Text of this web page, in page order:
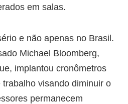
em salas.
e não apenas no Brasil.
Michael Bloomberg,
implantou cronômetros
visando diminuir o
permanecem